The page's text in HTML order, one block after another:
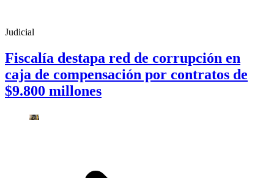
Judicial
Fiscalía destapa red de corrupción en
caja de compensación por contratos de
$9.800 millones